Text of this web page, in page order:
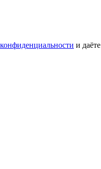
и даёте